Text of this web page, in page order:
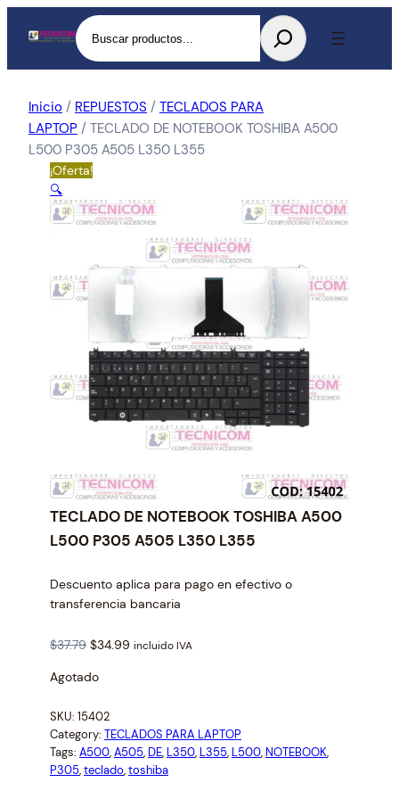
Buscar
Inicio / REPUESTOS / TECLADOS PARA
LAPTOP / TECLADO DE NOTEBOOK TOSHIBA A500
L500 P305 A505 L350 L355
¡Oferta!
🔍
TECLADO DE NOTEBOOK TOSHIBA A500
L500 P305 A505 L350 L355
Descuento aplica para pago en efectivo o
transferencia bancaria
$37.79 O
i
i
n
a
l
$34.99 C
n
t
p
incluido IVA
Agotado
SKU: 15402
Category: TECLADOS PARA LAPTOP
Tags: A500, A505, DE, L350, L355, L500, NOTEBOOK
P305, teclado, toshiba